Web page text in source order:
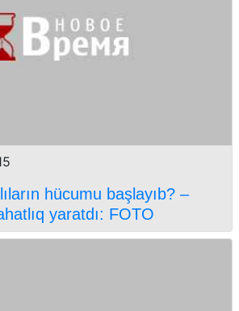
hücumu başlayıb? –
yaratdı: FOTO